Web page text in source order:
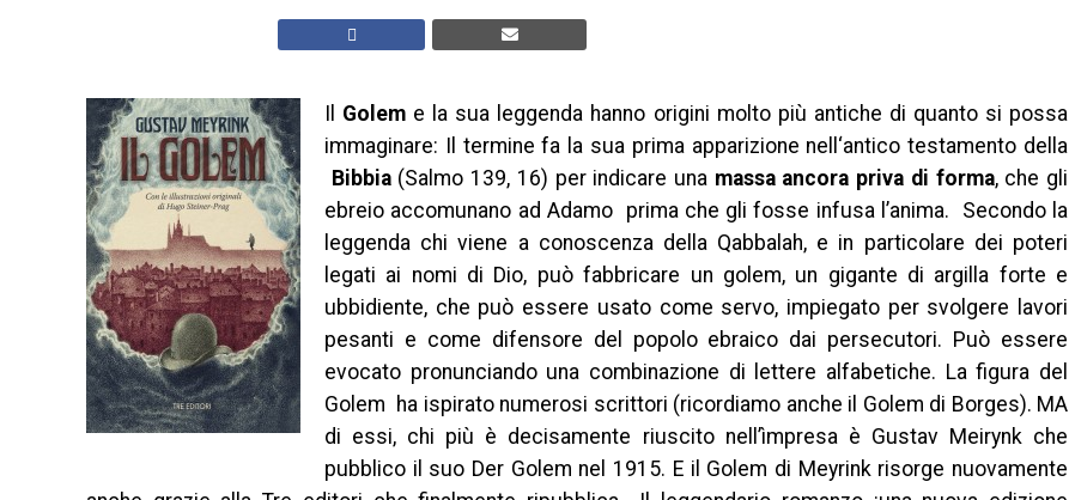
Golem e la sua leggenda hanno origini molto più antiche di quanto si possa
immaginare: Il termine fa la sua prima apparizione nell‘antico testamento della
Bibbia(Salmo 139, 16) per indicare una massa ancora priva di forma, che gli
ebreio accomunano ad Adamo prima che gli fosse infusa l’anima. Secondo la
leggenda chi viene a conoscenza della Qabbalah, e in particolare dei poteri
legati ai nomi di Dio, può fabbricare un golem, un gigante di argilla forte e
ubbidiente, che può essere usato come servo, impiegato per svolgere lavori
pesanti e come difensore del popolo ebraico dai persecutori. Può essere
evocato pronunciando una combinazione di lettere alfabetiche. La figura del
Golem ha ispirato numerosi scrittori (ricordiamo anche il Golem di Borges). MA
di essi, chi più è decisamente riuscito nell’ìmpresa è Gustav Meirynk che
pubblico il suo Der Golem nel 1915. E il Golem di Meyrink risorge nuovamente